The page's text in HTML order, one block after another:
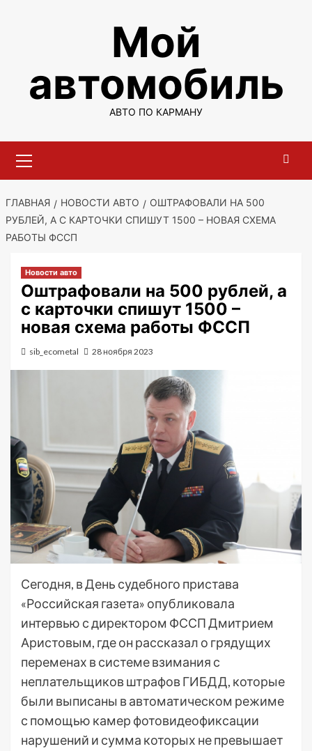
Мой
автомобиль
АВТО ПО КАРМАНУ
меню
ГЛАВНАЯ НОВОСТИ АВТО
ОШТРАФОВАЛИ НА 500
РУБЛЕЙ, А С КАРТОЧКИ СПИШУТ 1500 – НОВАЯ СХЕМА
РАБОТЫ ФССП
Новости авто
Оштрафовали на 500 рублей, а
с карточки спишут 1500 –
новая схема работы ФССП
sib_ecometal 28 ноября 2023
Сегодня, в День судебного пристава
«Российская газета» опубликовала
интервью с директором ФССП Дмитрием
Аристовым, где он рассказал о грядущих
переменах в системе взимания с
неплательщиков штрафов ГИБДД, которые
были выписаны в автоматическом режиме
с помощью камер фотовидеофиксации
нарушений и сумма которых не превышает